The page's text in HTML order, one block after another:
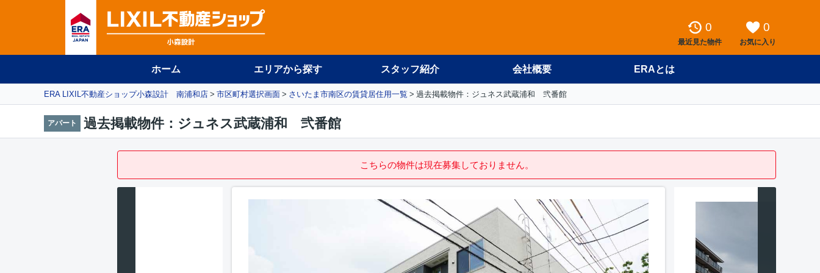
0
最近見た物件
0
お気に入り
ホーム エリアから探す スタッフ紹介 会社概要 ERAとは
ERA LIXIL不動産ショップ小森設計 南浦和店 市区町村選択画面 さいたま市南区の賃貸居住用一覧 過去掲載物件：ジュネス武蔵浦和 弐番館
アパート 過去掲載物件：ジュネス武蔵浦和 弐番館
こちらの物件は現在募集しておりません。